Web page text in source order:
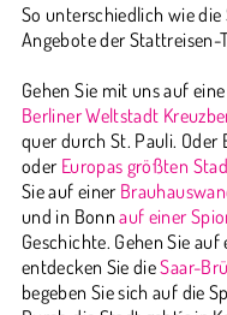
So unterschiedlich wie
Angebote der Stattreisen-
Gehen Sie mit uns auf
Berliner Weltstadt
quer durch St. Pauli. Oder
oder Europas größten
Sie auf einer
und in Bonnauf einer
Geschichte. Gehen Sie auf
entdecken Sie dieSaar-
begeben Sie sich auf die